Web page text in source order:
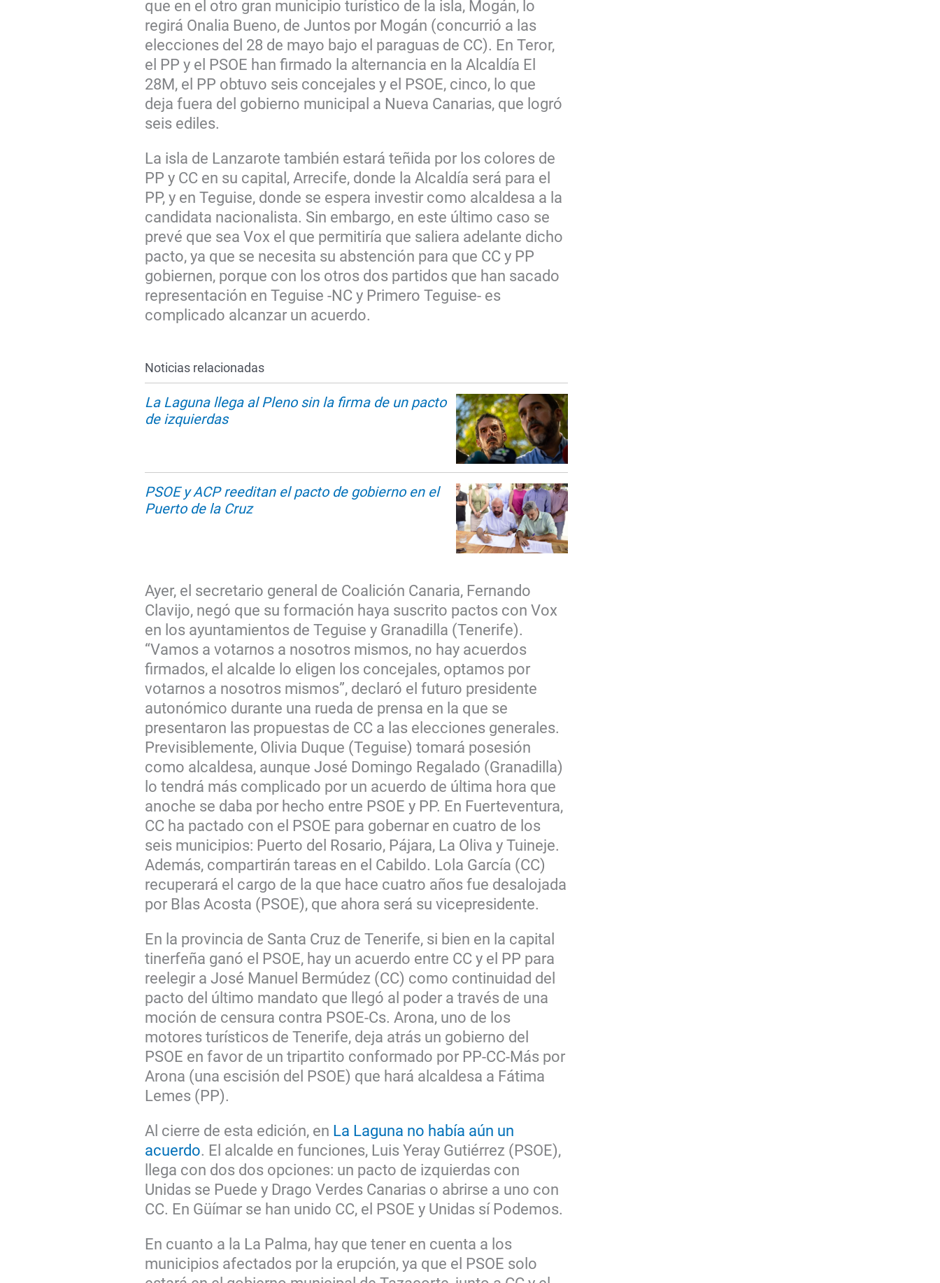
que en el otro gran municipio turístico de la isla, Mogán, lo
regirá Onalia Bueno, de Juntos por Mogán (concurrió a las
elecciones del 28 de mayo bajo el paraguas de CC). En Teror,
el PP y el PSOE han firmado la alternancia en la Alcaldía El
28M, el PP obtuvo seis concejales y el PSOE, cinco, lo que
deja fuera del gobierno municipal a Nueva Canarias, que logró
seis ediles.
La isla de Lanzarote también estará teñida por los colores de
PP y CC en su capital, Arrecife, donde la Alcaldía será para el
PP, y en Teguise, donde se espera investir como alcaldesa a la
candidata nacionalista. Sin embargo, en este último caso se
prevé que sea Vox el que permitiría que saliera adelante dicho
pacto, ya que se necesita su abstención para que CC y PP
gobiernen, porque con los otros dos partidos que han sacado
representación en Teguise -NC y Primero Teguise- es
complicado alcanzar un acuerdo.
Noticias relacionadas
La Laguna llega al Pleno sin la firma de un pacto
de izquierdas
PSOE y ACP reeditan el pacto de gobierno en el
Puerto de la Cruz
Ayer, el secretario general de Coalición Canaria, Fernando
Clavijo, negó que su formación haya suscrito pactos con Vox
en los ayuntamientos de Teguise y Granadilla (Tenerife).
“Vamos a votarnos a nosotros mismos, no hay acuerdos
firmados, el alcalde lo eligen los concejales, optamos por
votarnos a nosotros mismos”, declaró el futuro presidente
autonómico durante una rueda de prensa en la que se
presentaron las propuestas de CC a las elecciones generales.
Previsiblemente, Olivia Duque (Teguise) tomará posesión
como alcaldesa, aunque José Domingo Regalado (Granadilla)
lo tendrá más complicado por un acuerdo de última hora que
anoche se daba por hecho entre PSOE y PP. En Fuerteventura,
CC ha pactado con el PSOE para gobernar en cuatro de los
seis municipios: Puerto del Rosario, Pájara, La Oliva y Tuineje.
Además, compartirán tareas en el Cabildo. Lola García (CC)
recuperará el cargo de la que hace cuatro años fue desalojada
por Blas Acosta (PSOE), que ahora será su vicepresidente.
En la provincia de Santa Cruz de Tenerife, si bien en la capital
tinerfeña ganó el PSOE, hay un acuerdo entre CC y el PP para
reelegir a José Manuel Bermúdez (CC) como continuidad del
pacto del último mandato que llegó al poder a través de una
moción de censura contra PSOE-Cs. Arona, uno de los
motores turísticos de Tenerife, deja atrás un gobierno del
PSOE en favor de un tripartito conformado por PP-CC-Más por
Arona (una escisión del PSOE) que hará alcaldesa a Fátima
Lemes (PP).
Al cierre de esta edición, en La Laguna no había aún un
acuerdo. El alcalde en funciones, Luis Yeray Gutiérrez (PSOE),
llega con dos dos opciones: un pacto de izquierdas con
Unidas se Puede y Drago Verdes Canarias o abrirse a uno con
CC. En Güímar se han unido CC, el PSOE y Unidas sí Podemos.
En cuanto a la La Palma, hay que tener en cuenta a los
municipios afectados por la erupción, ya que el PSOE solo